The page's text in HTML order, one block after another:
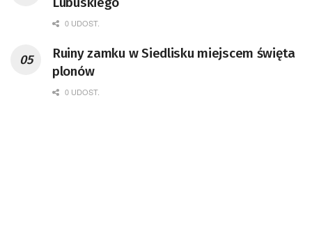
0 UDOST.
Ruiny zamku w Siedlisku miejscem święta
plonów
0 UDOST.